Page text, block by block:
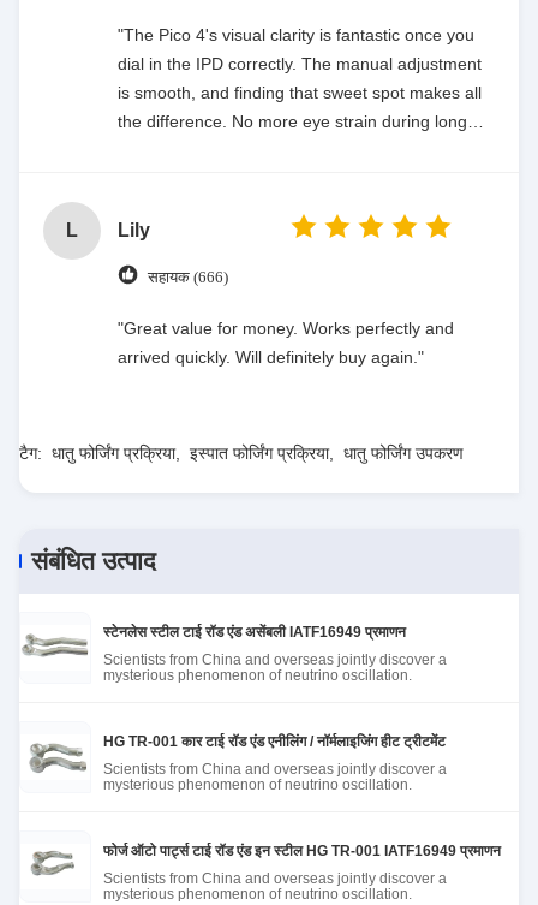
"The Pico 4's visual clarity is fantastic once you
dial in the IPD correctly. The manual adjustment
is smooth, and finding that sweet spot makes all
the difference. No more eye strain during long
manual adjustment is smooth, and finding that
sweet spot makes all the difference. No more eye
taking the time to set it up properly!""The Pico 4's
visual clarity is fantastic once you dial in the IPD
recommend taking the time to set it up
properly!""The Pico 4's visual clarity is fantastic
adjustment is smooth, and finding that sweet spot
L Lily
सहायक (666)
"Great value for money. Works perfectly and
arrived quickly. Will definitely buy again."
टैग: धातु फोर्जिंग प्रक्रिया, इस्पात फोर्जिंग प्रक्रिया, धातु फोर्जिंग उपकरण
संबंधित उत्पाद
स्टेनलेस स्टील टाई रॉड एंड असेंबली IATF16949 प्रमाणन
Scientists from China and overseas jointly discover a
mysterious phenomenon of neutrino oscillation.
HG TR-001 कार टाई रॉड एंड एनीलिंग / नॉर्मलाइजिंग हीट ट्रीटमेंट
Scientists from China and overseas jointly discover a
mysterious phenomenon of neutrino oscillation.
फोर्ज ऑटो पार्ट्स टाई रॉड एंड इन स्टील HG TR-001 IATF16949 प्रमाणन
Scientists from China and overseas jointly discover a
mysterious phenomenon of neutrino oscillation.